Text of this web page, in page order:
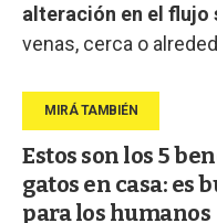
alteración en el flujo
venas, cerca o
Estos son los 5
gatos en casa: es
para los humanos